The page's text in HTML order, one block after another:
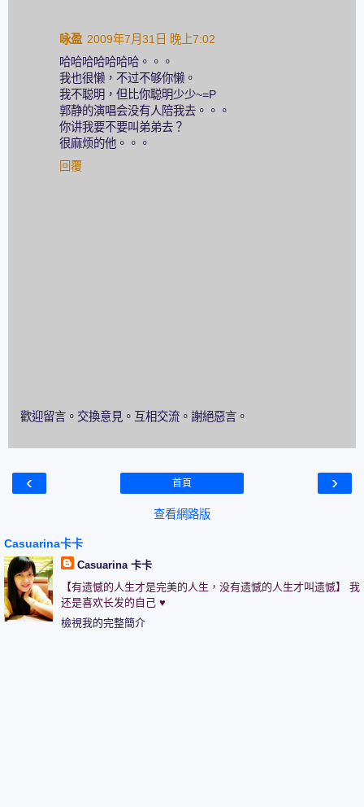
咏盈 2009年7月31日 晚上7:02
哈哈哈哈哈哈哈。。。
我也很懒，不过不够你懒。
我不聪明，但比你聪明少少~=P
郭静的演唱会没有人陪我去。。。
你讲我要不要叫弟弟去？
很麻烦的他。。。
回覆
歡迎留言。交換意見。互相交流。謝絕惡言。
‹ ›
首頁
查看網路版
Casuarina卡卡
Casuarina 卡卡
【有遗憾的人生才是完美的人生，没有遗憾的人生才叫遗憾】 我
还是喜欢长发的自己 ♥
檢視我的完整簡介